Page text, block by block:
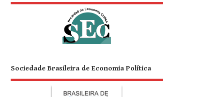
Sociedade Brasileira de Economia Política